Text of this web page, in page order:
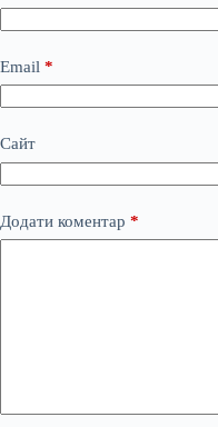
Email *
Сайт
Додати коментар *